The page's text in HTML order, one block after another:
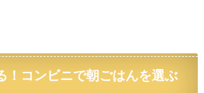
！コンビニで朝ごはんを選ぶ